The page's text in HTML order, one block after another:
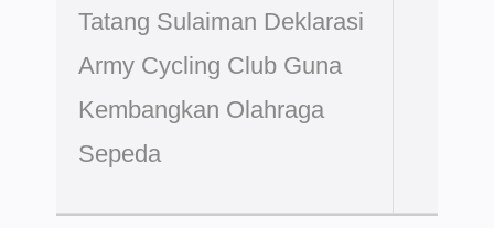
Tatang Sulaiman Deklarasi
Army Cycling Club Guna
Kembangkan Olahraga
Sepeda